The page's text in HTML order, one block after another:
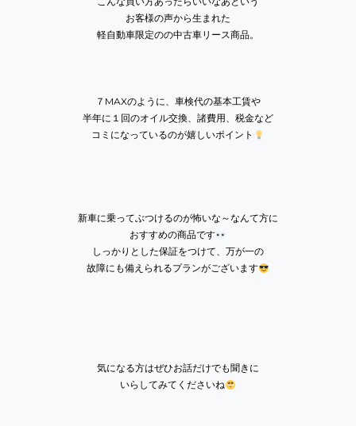
お客様の声から生まれた
軽自動車限定のの中古車リース商品。
７MAXのように、車検代の基本工賃や
半年に１回のオイル交換、諸費用、税金など
コミになっているのが嬉しいポイント
新車に乗ってぶつけるのが怖いな～なんて方に
おすすめの商品です
しっかりとした保証をつけて、万が一の
故障にも備えられるプランがございます
気になる方はぜひお話だけでも聞きに
いらしてみてくださいね